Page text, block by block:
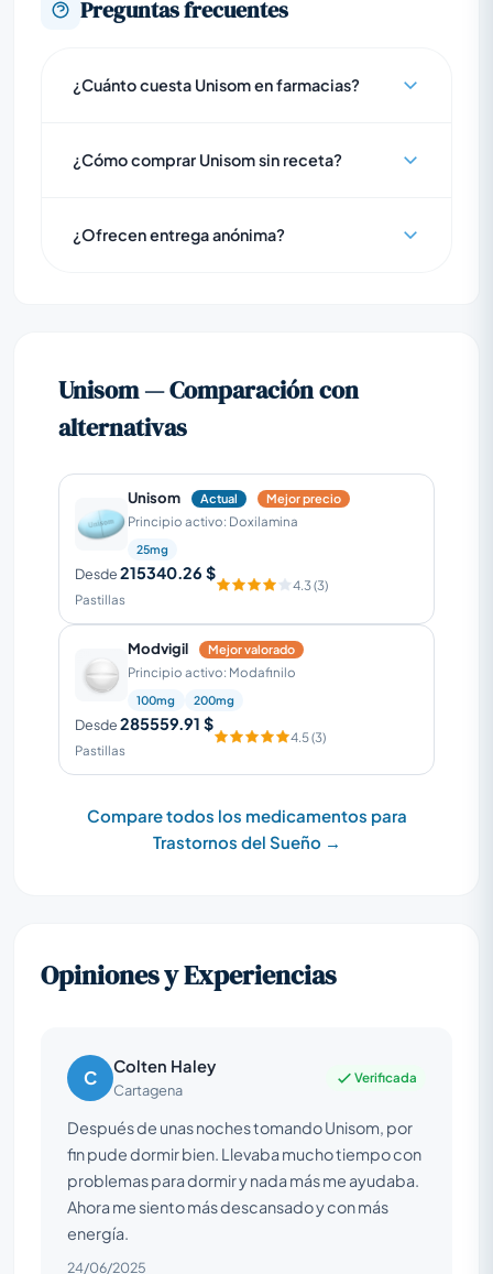
Preguntas frecuentes
¿Cuánto cuesta Unisom en farmacias?
¿Cómo comprar Unisom sin receta?
¿Ofrecen entrega anónima?
Unisom — Comparación con
alternativas
Unisom Actual Mejor precio
Principio activo: Doxilamina
25mg
Desde215340.26 $
Pastillas
4.3 (3)
Modvigil Mejor valorado
Principio activo: Modafinilo
100mg 200mg
Desde285559.91 $
Pastillas
4.5 (3)
Compare todos los medicamentos para
Trastornos del Sueño →
Opiniones y Experiencias
C Colten Haley
Cartagena
Verificada
Después de unas noches tomando Unisom, por
fin pude dormir bien. Llevaba mucho tiempo con
problemas para dormir y nada más me ayudaba.
Ahora me siento más descansado y con más
energía.
24/06/2025